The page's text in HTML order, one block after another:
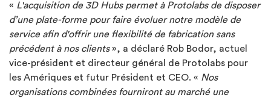
« L'acquisition de 3D Hubs permet à Protolabs de disposer
d’une plate-forme pour faire évoluer notre modèle de
service afin d'offrir une flexibilité de fabrication sans
précédent à nos clients», a déclaré Rob Bodor, actuel
vice-président et directeur général de Protolabs pour
les Amériques et futur Président et CEO. « Nos
organisations combinées fourniront au marché une